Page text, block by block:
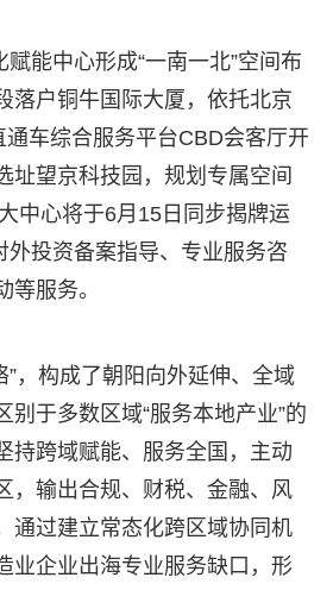
能中心形成“一南一北”空间布
落户铜牛国际大厦，依托北京
通车综合服务平台CBD会客厅开
址望京科技园，规划专属空间
中心将于6月15日同步揭牌运
外投资备案指导、专业服务咨
等服务。
”，构成了朝阳向外延伸、全域
别于多数区域“服务本地产业”的
持跨域赋能、服务全国，主动
，输出合规、财税、金融、风
通过建立常态化跨区域协同机
业企业出海专业服务缺口，形